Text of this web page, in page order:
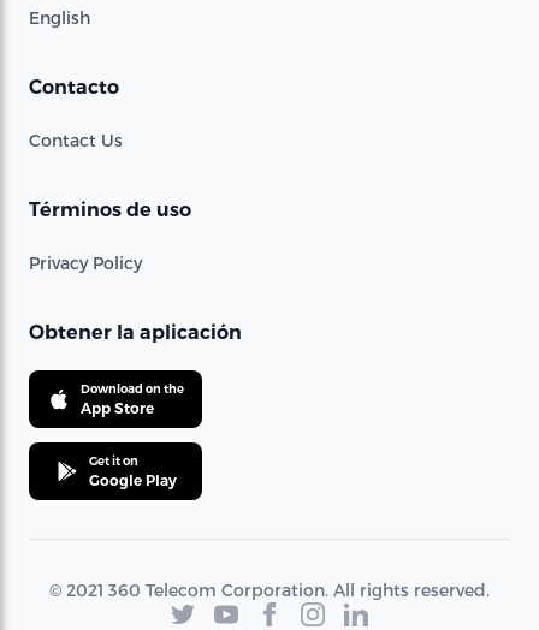
English
Contacto
Contact Us
Términos de uso
Privacy Policy
Obtener la aplicación
Download on the
App Store
Get it on
Google Play
© 2021 360 Telecom Corporation. All rights reserved.